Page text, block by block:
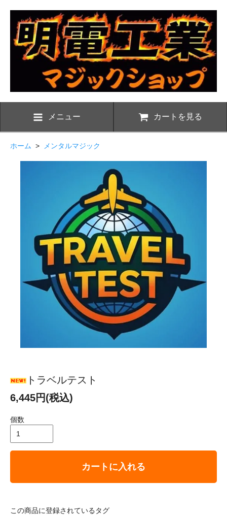
メニュー カートを見る
ホーム > メンタルマジック
トラベルテスト
6,445円(税込)
個数
カートに入れる
この商品に登録されているタグ